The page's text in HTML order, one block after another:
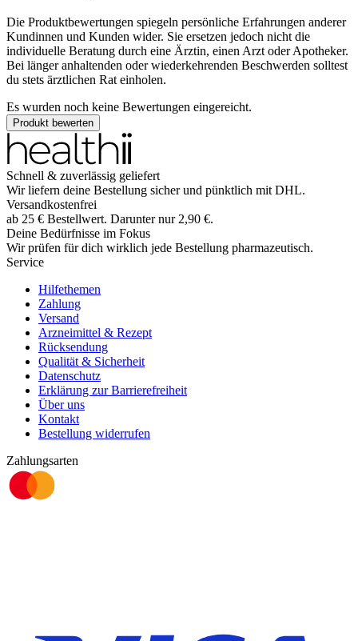
Die Produktbewertungen spiegeln persönliche Erfahrungen anderer
Kundinnen und Kunden wider. Sie ersetzen jedoch nicht die
individuelle Beratung durch eine Ärztin, einen Arzt oder Apotheker.
Bei länger anhaltenden oder wiederkehrenden Beschwerden solltest
du stets ärztlichen Rat einholen.
Es wurden noch keine Bewertungen eingereicht.
Produkt bewerten
Schnell & zuverlässig geliefert
Wir liefern deine Bestellung sicher und pünktlich mit DHL.
Versandkostenfrei
ab 25 € Bestellwert. Darunter nur 2,90 €.
Deine Bedürfnisse im Fokus
Wir prüfen für dich wirklich jede Bestellung pharmazeutisch.
Service
Hilfethemen
Zahlung
Versand
Arzneimittel & Rezept
Rücksendung
Qualität & Sicherheit
Datenschutz
Erklärung zur Barrierefreiheit
Über uns
Kontakt
Bestellung widerrufen
Zahlungsarten